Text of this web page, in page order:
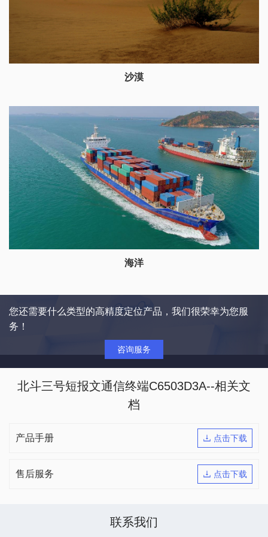
沙漠
海洋
您还需要什么类型的高精度定位产品，我们很荣幸为您服
务！
咨询服务
北斗三号短报文通信终端C6503D3A--相关文
档
产品手册 点击下载
售后服务 点击下载
联系我们